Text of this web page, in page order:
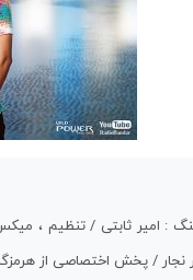
: امیر ثابتی / تنظیم ،
نجار / پخش اختصاصی از